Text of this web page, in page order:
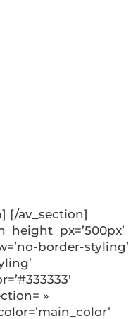
[/av_section]
border-styling’
»